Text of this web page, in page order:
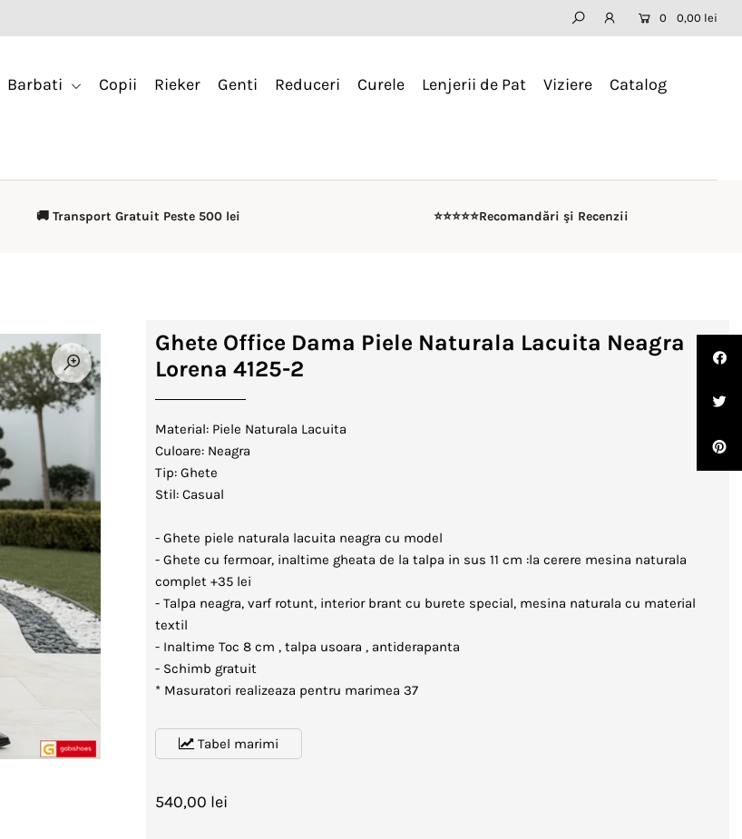
0 0,00 lei
Barbati Copii Rieker Genti Reduceri Curele Lenjerii de Pat Viziere Catalog
🚚 Transport Gratuit Peste 500 lei ⭐️⭐️⭐️⭐️⭐️Recomandări şi Recenzii
Ghete Office Dama Piele Naturala Lacuita Neagra
Lorena 4125-2
Material: Piele Naturala Lacuita
Culoare: Neagra
Tip: Ghete
Stil: Casual
- Ghete piele naturala lacuita neagra cu model
- Ghete cu fermoar, inaltime gheata de la talpa in sus 11 cm :la cerere mesina naturala
complet +35 lei
- Talpa neagra, varf rotunt, interior brant cu burete special, mesina naturala cu material
textil
- Inaltime Toc 8 cm , talpa usoara , antiderapanta
- Schimb gratuit
* Masuratori realizeaza pentru marimea 37
Tabel marimi
540,00 lei